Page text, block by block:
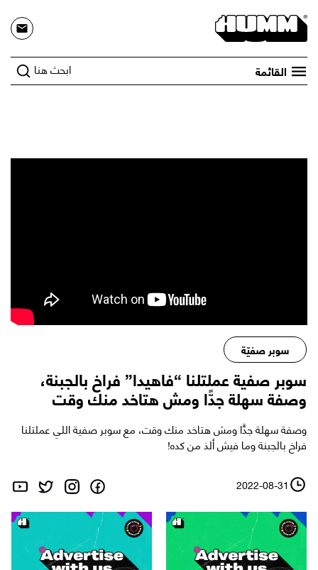
القائمة ابحث هنا
سوبر صفيّة
سوبر صفية عملتلنا “فاهيدا” فراخ بالجبنة،
وصفة سهلة جدًّا ومش هتاخد منك وقت
وصفة سهلة جدًّا ومش هتاخد منك وقت، مع سوبر صفية اللي عملتلنا
فراخ بالجبنة وما فيش ألذ من كده!
2022-08-31